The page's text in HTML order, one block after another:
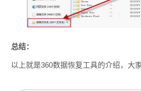
总结：
以上就是360数据恢复工具的介绍，大